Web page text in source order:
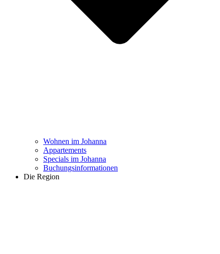
Wohnen im Johanna
Appartements
Specials im Johanna
Buchungs­informationen
Die Region